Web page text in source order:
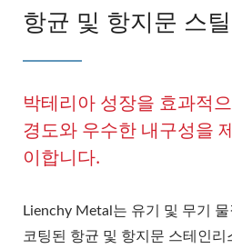
항균 및 항지문 스
박테리아 성장을 효과적
경도와 우수한 내구성을
이합니다.
Lienchy Metal는 유기 및 무기
코팅된 항균 및 항지문 스테인리